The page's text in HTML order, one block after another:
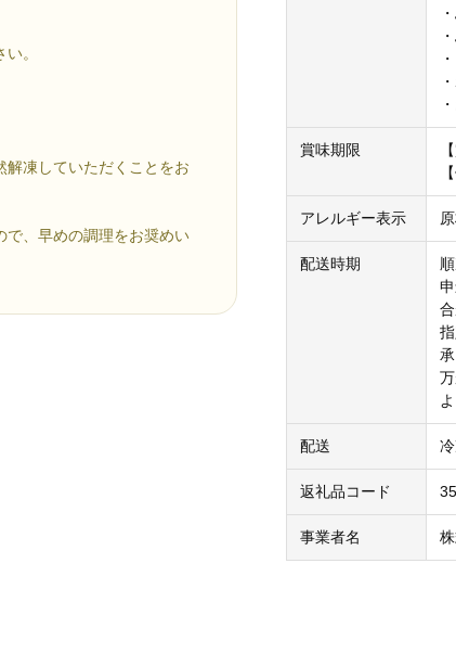
。
解凍していただくことをお
で、早めの調理をお奨めい
賞味期限
アレルギー表示
配送時期
配送
返礼品コード
事業者名